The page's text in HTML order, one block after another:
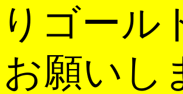
ゴール
願いし